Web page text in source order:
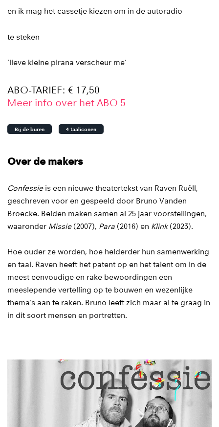
en ik mag het cassetje kiezen om in de autoradio
te steken
‘lieve kleine pirana verscheur me’
ABO-TARIEF: € 17,50
Meer info over het ABO 5
Bij de buren 4 taaliconen
Over de makers
Confessieis een nieuwe theatertekst van Raven Ruëll,
geschreven voor en gespeeld door Bruno Vanden
Broecke. Beiden maken samen al 25 jaar voorstellingen,
waaronder Missie (2007), Para (2016) en Klink(2023).
Hoe ouder ze worden, hoe helderder hun samenwerking
en taal. Raven heeft het patent op en het talent om in de
meest eenvoudige en rake bewoordingen een
meeslepende vertelling op te bouwen en wezenlijke
thema’s aan te raken. Bruno leeft zich maar al te graag in
in dit soort mensen en portretten.